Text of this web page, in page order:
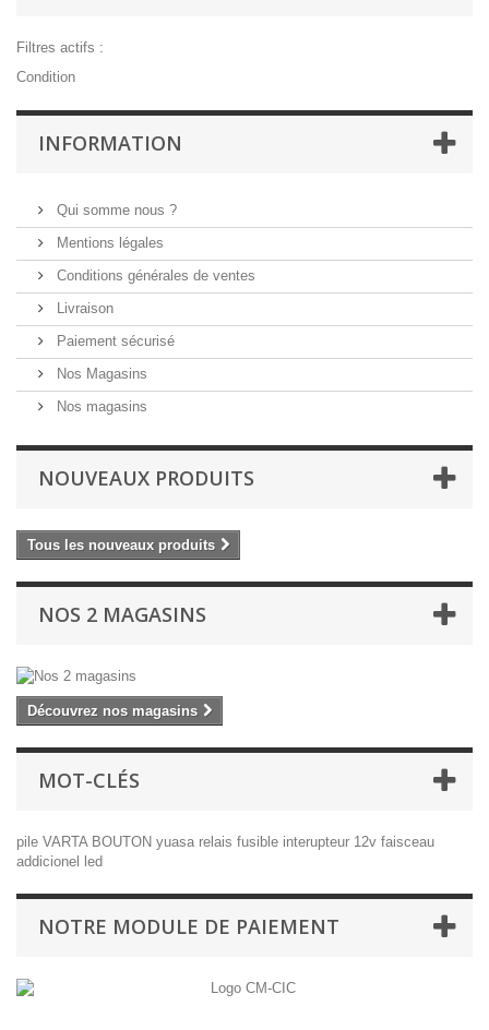
Filtres actifs :
Condition
INFORMATION
Qui somme nous ?
Mentions légales
Conditions générales de ventes
Livraison
Paiement sécurisé
Nos Magasins
Nos magasins
NOUVEAUX PRODUITS
Tous les nouveaux produits
NOS 2 MAGASINS
Découvrez nos magasins
MOT-CLÉS
pile VARTA BOUTON yuasa relais fusible interupteur 12v faisceau
addicionel
led
NOTRE MODULE DE PAIEMENT